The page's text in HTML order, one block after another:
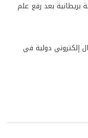
بريطانية بعد رفع علم
إلكتروني دولية في